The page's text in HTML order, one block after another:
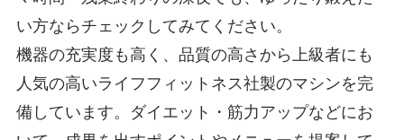
い方ならチェックしてみてください。
機器の充実度も高く、品質の高さから上級者にも
人気の高いライフフィットネス社製のマシンを完
備しています。ダイエット・筋力アップなどにお